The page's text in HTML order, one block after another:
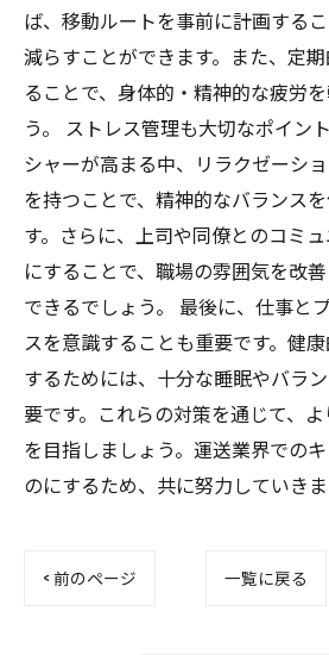
ば、移動ルートを事前に計画する
減らすことができます。また、定
ることで、身体的・精神的な疲労
う。 ストレス管理も大切なポイン
シャーが高まる中、リラクゼーシ
を持つことで、精神的なバランス
す。さらに、上司や同僚とのコミ
にすることで、職場の雰囲気を改
できるでしょう。 最後に、仕事と
スを意識することも重要です。健
するためには、十分な睡眠やバラ
要です。これらの対策を通じて、
を目指しましょう。運送業界での
のにするため、共に努力していきま
< 前のページ 一覧に戻る